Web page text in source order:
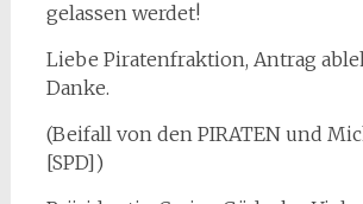
gelassen werdet!
Liebe Piratenfraktion, Antrag
Danke.
(Beifall von den PIRATEN und
[SPD])